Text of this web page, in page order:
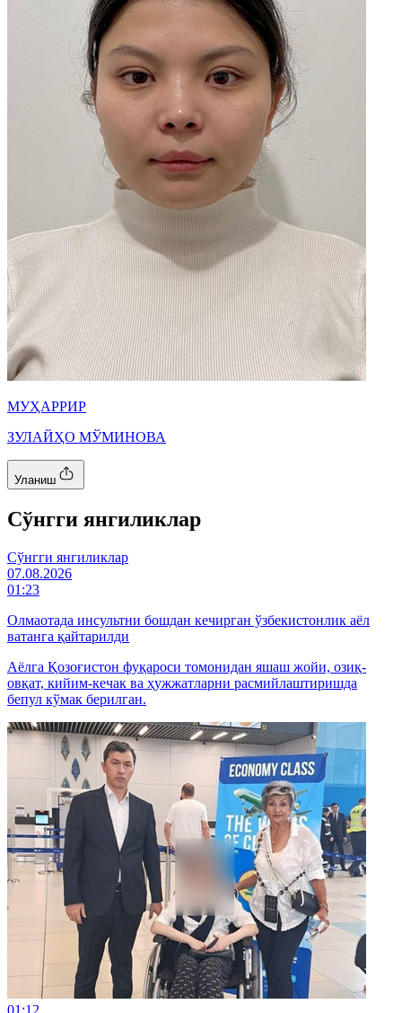
МУҲАРРИР
ЗУЛАЙҲО МЎМИНОВА
Уланиш
Cўнгги янгиликлар
Cўнгги янгиликлар
07.08.2026
01:23
Олмаотада инсультни бошдан кечирган ўзбекистонлик аёл
ватанга қайтарилди
Аёлга Қозоғистон фуқароси томонидан яшаш жойи, озиқ-
овқат, кийим-кечак ва ҳужжатларни расмийлаштиришда
бепул кўмак берилган.
01:12